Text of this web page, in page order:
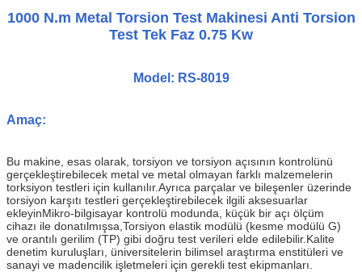
1000 N.m Metal Torsion Test Makinesi Anti Torsion
Test Tek Faz 0.75 Kw
Model: RS-8019
Amaç:
Bu makine, esas olarak, torsiyon ve torsiyon açısının kontrolünü
gerçekleştirebilecek metal ve metal olmayan farklı malzemelerin
torksiyon testleri için kullanılır.Ayrıca parçalar ve bileşenler üzerinde
torsiyon karşıtı testleri gerçekleştirebilecek ilgili aksesuarlar
ekleyinMikro-bilgisayar kontrolü modunda, küçük bir açı ölçüm
cihazı ile donatılmışsa,Torsiyon elastik modülü (kesme modülü G)
ve orantılı gerilim (TP) gibi doğru test verileri elde edilebilir.Kalite
denetim kuruluşları, üniversitelerin bilimsel araştırma enstitüleri ve
sanayi ve madencilik işletmeleri için gerekli test ekipmanları.